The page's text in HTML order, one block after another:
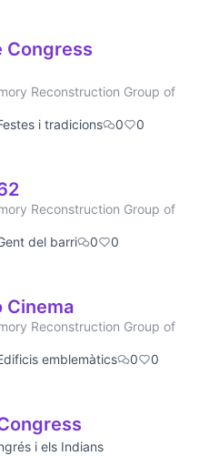
Congress
Reconstruction Group of
i tradicions 0 0
Reconstruction Group of
del barri 0 0
Cinema
Reconstruction Group of
emblemàtics 0 0
i els Indians